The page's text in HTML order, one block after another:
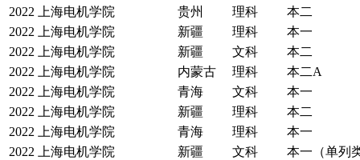
2022
上海电机学院 贵州 理科
本二
2022
上海电机学院 新疆 理科
本一
2022
上海电机学院 新疆 文科
本二
2022
上海电机学院 内蒙古 理科
本二A
2022
上海电机学院 青海 文科
本一
2022
上海电机学院 新疆 理科
本二
2022
上海电机学院 青海 理科
本一
2022
上海电机学院 新疆 文科
本一（单列